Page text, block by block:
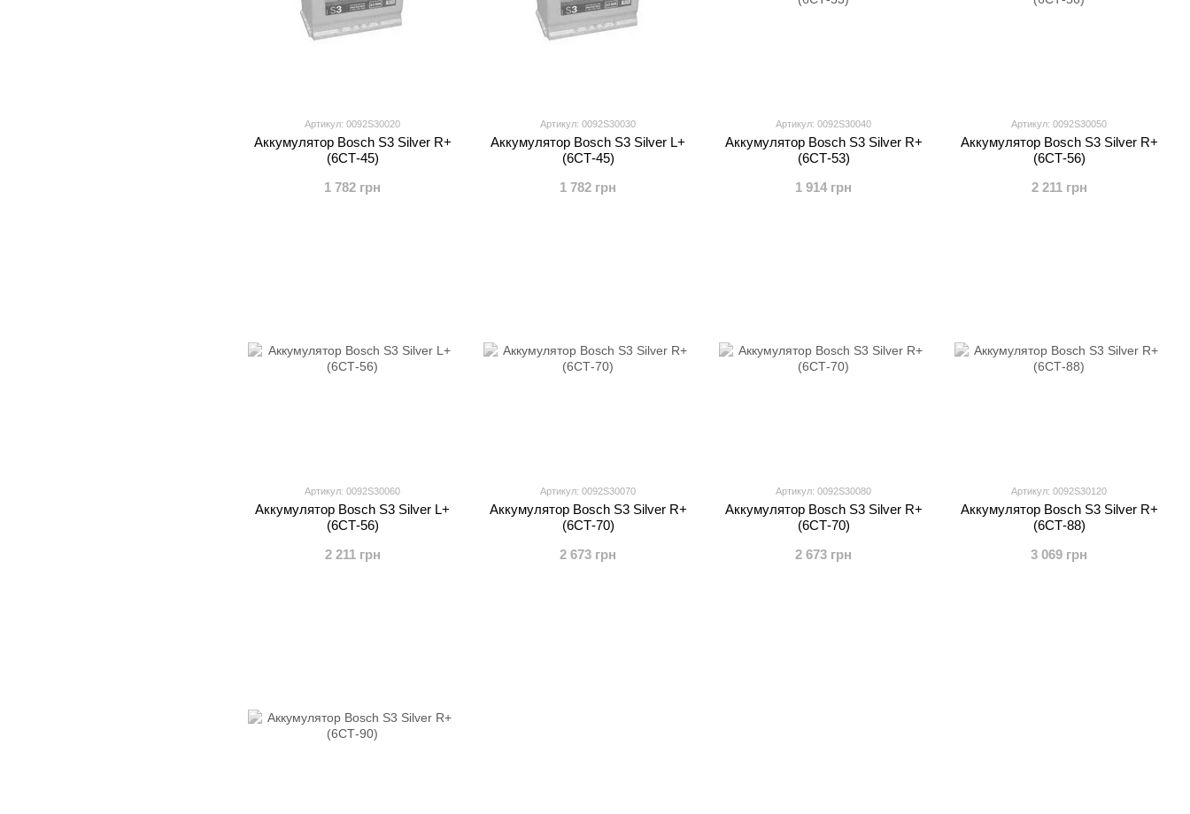
Артикул: 0092S30020
Аккумулятор Bosch S3 Silver R+
(6СТ-45)
1 782 грн
Артикул: 0092S30030
Аккумулятор Bosch S3 Silver L+
(6СТ-45)
1 782 грн
Артикул: 0092S30040
Аккумулятор Bosch S3 Silver R+
(6СТ-53)
1 914 грн
Артикул: 0092S30050
Аккумулятор Bosch S3 Silver R+
(6СТ-56)
2 211 грн
Артикул: 0092S30060
Аккумулятор Bosch S3 Silver L+
(6СТ-56)
2 211 грн
Артикул: 0092S30070
Аккумулятор Bosch S3 Silver R+
(6СТ-70)
2 673 грн
Артикул: 0092S30080
Аккумулятор Bosch S3 Silver R+
(6СТ-70)
2 673 грн
Артикул: 0092S30120
Аккумулятор Bosch S3 Silver R+
(6СТ-88)
3 069 грн